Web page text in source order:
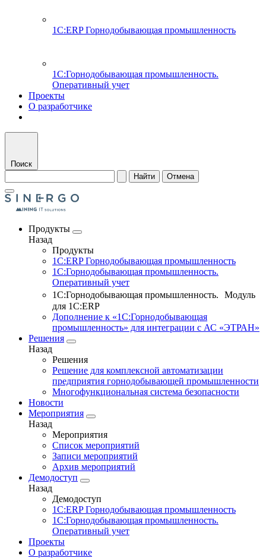
1С:ERP Горнодобывающая промышленность
1С:Горнодобывающая промышленность.
Оперативный учет
Проекты
О разработчике
Поиск
Найти
Отмена
Продукты
Назад
Продукты
1С:ERP Горнодобывающая промышленность
1С:Горнодобывающая промышленность.
Оперативный учет
1С:Горнодобывающая промышленность. Модуль
для 1С:ERP
Дополнение к «1С:Горнодобывающая
промышленность» для интеграции с АС «ЭТРАН»
Решения
Назад
Решения
Решение для комплексной автоматизации
предприятия горнодобывающей промышленности
Многофункциональная система безопасности
Новости
Мероприятия
Назад
Мероприятия
Список мероприятий
Записи мероприятий
Архив мероприятий
Демодоступ
Назад
Демодоступ
1С:ERP Горнодобывающая промышленность
1С:Горнодобывающая промышленность.
Оперативный учет
Проекты
О разработчике